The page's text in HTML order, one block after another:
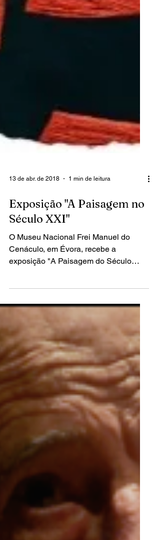
13 de abr. de 2018 1 min de leitura
Exposição "A Paisagem no
Século XXI"
O Museu Nacional Frei Manuel do
exposição "A Paisagem do Século
XXI" que integra 52 gravuras de
diversos...